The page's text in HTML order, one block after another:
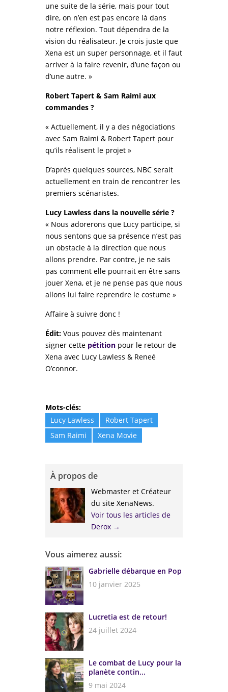
une suite de la série, mais pour tout
dire, on n’en est pas encore là dans
notre réflexion. Tout dépendra de la
vision du réalisateur. Je crois juste que
Xena est un super personnage, et il faut
arriver à la faire revenir, d’une façon ou
d’une autre. »
Robert Tapert & Sam Raimi aux
commandes ?
« Actuellement, il y a des négociations
avec Sam Raimi & Robert Tapert pour
qu’ils réalisent le projet »
D’après quelques sources, NBC serait
actuellement en train de rencontrer les
premiers scénaristes.
Lucy Lawless dans la nouvelle série ?
« Nous adorerons que Lucy participe, si
nous sentons que sa présence n’est pas
un obstacle à la direction que nous
allons prendre. Par contre, je ne sais
pas comment elle pourrait en être sans
jouer Xena, et je ne pense pas que nous
allons lui faire reprendre le costume »
Affaire à suivre donc !
Édit: Vous pouvez dès maintenant
signer cette pétition pour le retour de
Xena avec Lucy Lawless & Reneé
O’connor.
Mots-clés:
Lucy Lawless
Robert Tapert
Sam Raimi
Xena Movie
À propos de
Webmaster et Créateur
du site XenaNews.
Voir tous les articles de
Derox →
Vous aimerez aussi:
Gabrielle débarque en Pop
10 janvier 2025
Lucretia est de retour!
24 juillet 2024
Le combat de Lucy pour la
planète contin...
9 mai 2024